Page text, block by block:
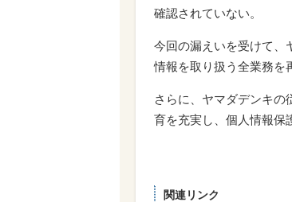
確認されていない。
今回の漏えいを受けて、
情報を取り扱う全業務を
さらに、ヤマダデンキの
育を充実し、個人情報保
関連リンク